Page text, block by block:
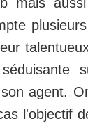
agent.
l'objectif